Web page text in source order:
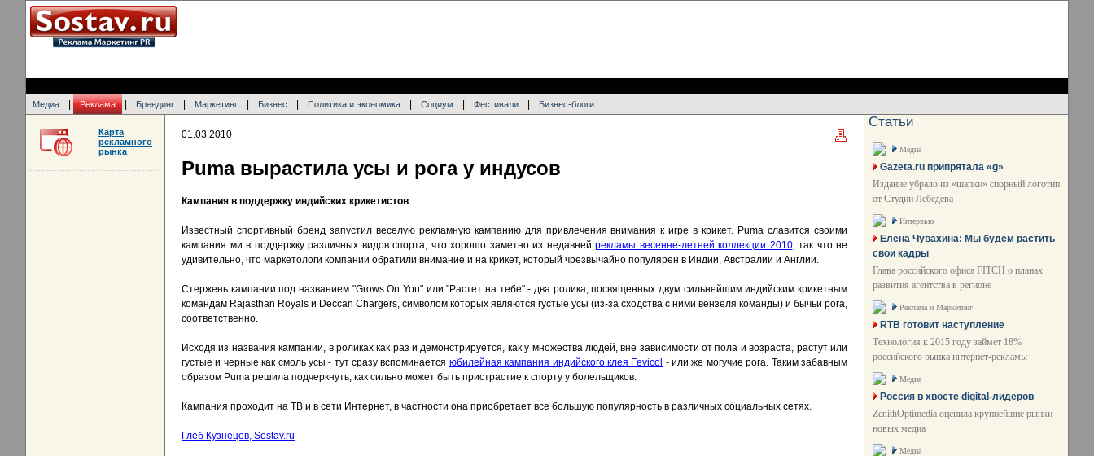
Медиа Реклама Брендинг Маркетинг Бизнес Политика и экономика Социум Фестивали Бизнес-блоги
01.03.2010
Puma вырастила усы и рога у индусов
Кампания в поддержку индийских крикетистов
Известный спортивный бренд запустил веселую рекламную кампанию для привлечения внимания к игре в крикет. Puma славится своими
кампания ми в поддержку различных видов спорта, что хорошо заметно из недавней рекламы весенне-летней коллекции 2010, так что не
удивительно, что маркетологи компании обратили внимание и на крикет, который чрезвычайно популярен в Индии, Австралии и Англии.
Стержень кампании под названием "Grows On You" или "Растет на тебе" - два ролика, посвященных двум сильнейшим индийским крикетным
командам Rajasthan Royals и Deccan Chargers, символом которых являются густые усы (из-за сходства с ними вензеля команды) и бычьи рога,
соответственно.
Исходя из названия кампании, в роликах как раз и демонстрируется, как у множества людей, вне зависимости от пола и возраста, растут или
густые и черные как смоль усы - тут сразу вспоминается юбилейная кампания индийского клея Fevicol - или же могучие рога. Таким забавным
образом Puma решила подчеркнуть, как сильно может быть пристрастие к спорту у болельщиков.
Кампания проходит на ТВ и в сети Интернет, в частности она приобретает все большую популярность в различных социальных сетях.
Глеб Кузнецов, Sostav.ru
Карта
рекламного
рынка
Статьи
Медиа
Gazeta.ru припрятала «g»
Издание убрало из «шапки» спорный логотип
от Студии Лебедева
Интервью
Елена Чувахина: Мы будем растить
свои кадры
Глава российского офиса FITCH о планах
развития агентства в регионе
Реклама и Маркетинг
RTB готовит наступление
Технология к 2015 году займет 18%
российского рынка интернет-рекламы
Медиа
Россия в хвосте digital-лидеров
ZenithOptimedia оценила крупнейшие рынки
новых медиа
Медиа